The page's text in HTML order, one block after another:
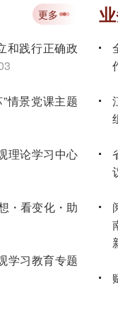
更多
和践行正确政
情景党课主题
理论学习中心
・看变化・助
学习教育专题
‘十五五’，